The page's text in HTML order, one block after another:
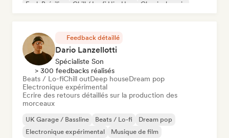
Funk Brésilien
Chill / Lo-fi Hip-Hop Classical music
Feedback détaillé
Dario Lanzellotti
Spécialiste Son
> 300 feedbacks réalisés
Beats / Lo-fiChill outDeep houseDream pop
Electronique expérimental
Ecrire des retours détaillés sur la production des
morceaux
UK Garage / Bassline Beats / Lo-fi
Dream pop
Electronique expérimental
Musique de film